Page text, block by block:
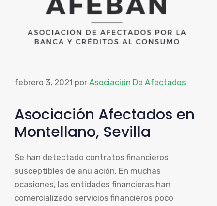
febrero 3, 2021 por Asociación De Afectados
Asociación Afectados en
Montellano, Sevilla
Se han detectado contratos financieros
susceptibles de anulación. En muchas
ocasiones, las entidades financieras han
comercializado servicios financieros poco